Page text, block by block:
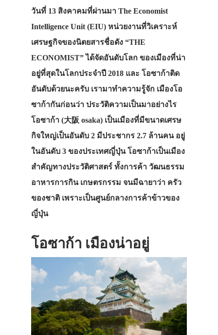
วันที่ 13 สิงคาคมที่ผ่านมา The Economist
Intelligence Unit (EIU) หน่วยงานที่วิเคราะห์
เศรษฐกิจของนิตยสารชื่อดัง “THE
ECONOMIST” ได้จัดอันดับโลก ของเมืองที่น่า
อยู่ที่สุดในโลกประจำปี 2018 และ โอซาก้าติด
อันดับด้วยนะครับ เรามาทำความรู้จัก เมืองโอ
ซาก้ากันก่อนว่า ประวัติความเป็นมาอย่างไร
โอซาก้า (大阪 osaka) เป็นเมืองที่มีขนาดเศรษ
กิจใหญ่เป็นอันดับ 2 มีประชากร 2.7 ล้านคน อยู่
ในอันดับ 3 ของประเทศญี่ปุ่น โอซาก้าเป็นเมือง
สำคัญทางประวัติศาสตร์ ทั้งการค้า วัฒนธรรม
อาหารการกิน เกษตรกรรม จนมีฉายาว่า ครัว
ของชาติ เพราะเป็นศูนย์กลางการค้าข้าวของ
ญี่ปุ่น
โอซาก้า เมืองน่าอยู่